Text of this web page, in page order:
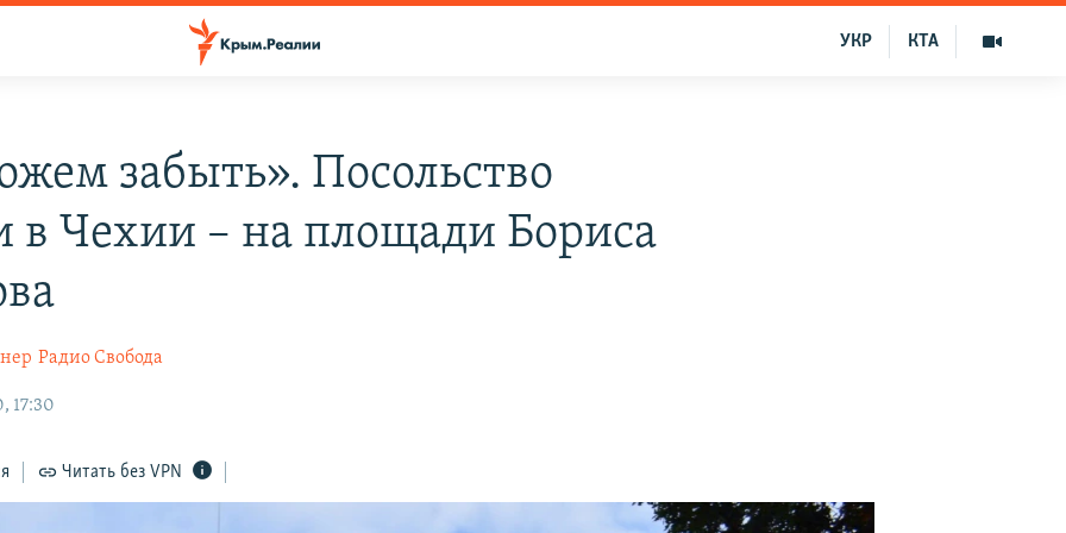
КТА
УКР
забыть». Посольство
в Чехии – на площади Бориса
Радио Свобода
17:30
Читать без VPN